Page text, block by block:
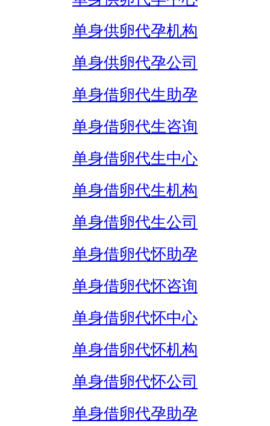
单身供卵代孕机构
单身供卵代孕公司
单身借卵代生助孕
单身借卵代生咨询
单身借卵代生中心
单身借卵代生机构
单身借卵代生公司
单身借卵代怀助孕
单身借卵代怀咨询
单身借卵代怀中心
单身借卵代怀机构
单身借卵代怀公司
单身借卵代孕助孕